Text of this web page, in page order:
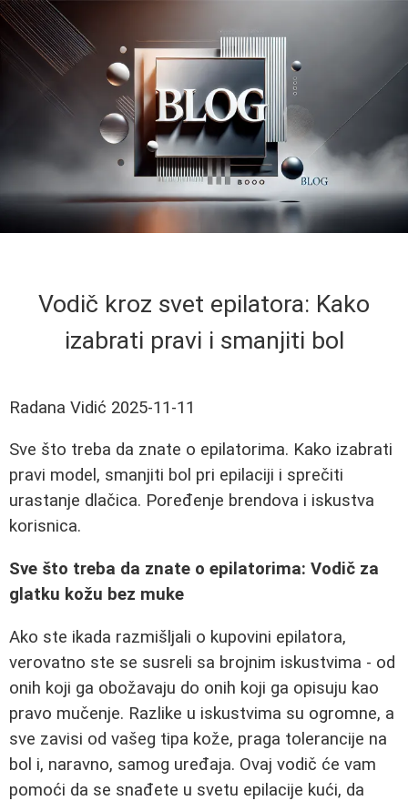
Vodič kroz svet epilatora: Kako
izabrati pravi i smanjiti bol
Radana Vidić 2025-11-11
Sve što treba da znate o epilatorima. Kako izabrati
pravi model, smanjiti bol pri epilaciji i sprečiti
urastanje dlačica. Poređenje brendova i iskustva
korisnica.
Sve što treba da znate o epilatorima: Vodič za
glatku kožu bez muke
Ako ste ikada razmišljali o kupovini epilatora,
verovatno ste se susreli sa brojnim iskustvima - od
onih koji ga obožavaju do onih koji ga opisuju kao
pravo mučenje. Razlike u iskustvima su ogromne, a
sve zavisi od vašeg tipa kože, praga tolerancije na
bol i, naravno, samog uređaja. Ovaj vodič će vam
pomoći da se snađete u svetu epilacije kući, da